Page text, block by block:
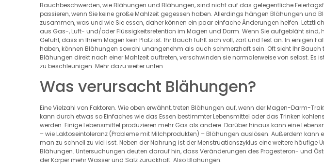
Bauchbeschwerden, wie Blähungen und Blähungen, sind nicht auf das gelegentliche
passieren, wenn Sie keine große Mahlzeit gegessen haben. Allerdings hängen Blähungen und
zusammen, was und wie Sie essen, daher können ein paar einfache Änderungen helfen.
aus Gas-, Luft- und/oder Flüssigkeitsretention im Magen und Darm. Wenn Sie aufgebläht sind,
Gefühl, dass in Ihrem Magen kein Platz ist. Ihr Bauch fühlt sich voll, zart und fest an. In einigen
haben, können Blähungen sowohl unangenehm als auch schmerzhaft sein. Oft sieht Ihr
Blähungen direkt nach einer Mahlzeit auftreten, verschwinden sie normalerweise von selbst. Es
zu beschleunigen. Mehr dazu weiter unten.
Was verursacht Blähungen?
Eine Vielzahl von Faktoren. Wie oben erwähnt, treten Blähungen auf, wenn der Magen-Darm-
kann durch etwas so Einfaches wie das Essen bestimmter Lebensmittel oder das Trinken
werden. Einige Lebensmittel produzieren mehr Gas als andere. Darüber hinaus kann eine
– wie Laktoseintoleranz (Probleme mit Milchprodukten) – Blähungen auslösen. Außerdem kann
man zu schnell zu viel isst. Neben der Nahrung ist der Menstruationszyklus eine weitere häufige
Blähungen. Untersuchungen deuten darauf hin, dass Veränderungen des Progesteron- und
der Körper mehr Wasser und Salz zurückhält. Also Blähungen.